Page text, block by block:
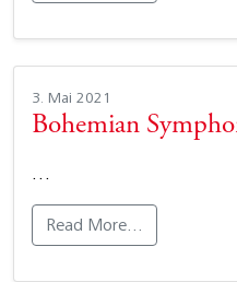
3. Mai 2021
Bohemian
…
Read More…